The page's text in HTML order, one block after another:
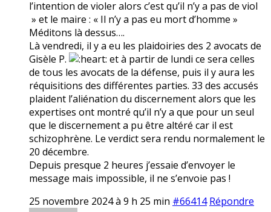
l’intention de violer alors c’est qu’il n’y a pas de viol
» et le maire : « Il n’y a pas eu mort d’homme »
Méditons là dessus….
Là vendredi, il y a eu les plaidoiries des 2 avocats de
Gisèle P.
et à partir de lundi ce sera celles
de tous les avocats de la défense, puis il y aura les
réquisitions des différentes parties. 33 des accusés
plaident l’aliénation du discernement alors que les
expertises ont montré qu’il n’y a que pour un seul
que le discernement a pu être altéré car il est
schizophrène. Le verdict sera rendu normalement le
20 décembre.
Depuis presque 2 heures j’essaie d’envoyer le
message mais impossible, il ne s’envoie pas !
25 novembre 2024 à 9 h 25 min #66414 Répondre